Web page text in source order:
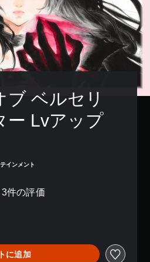
ブ ベルセリ
ー Lvアップ
インメント
3件の評価
に追加